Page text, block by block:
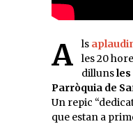
Als
les 20
dilluns
Parròquia de
Un repic
que estan a